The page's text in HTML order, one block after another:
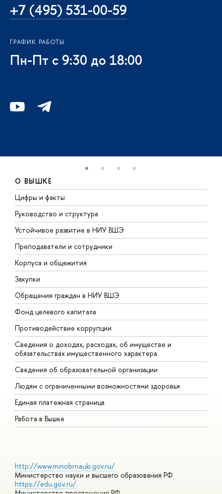
+7 (495) 531-00-59
ГРАФИК РАБОТЫ
Пн-Пт с 9:30 до 18:00
О ВЫШКЕ
Цифры и факты
Руководство и структура
Устойчивое развитие в НИУ ВШЭ
Преподаватели и сотрудники
Корпуса и общежития
Закупки
Обращения граждан в НИУ ВШЭ
Фонд целевого капитала
Противодействие коррупции
Сведения о доходах, расходах, об имуществе и
обязательствах имущественного характера
Сведения об образовательной организации
Людям с ограниченными возможностями здоровья
Единая платежная страница
Работа в Вышке
http://www.minobrnauki.gov.ru/
Министерство науки и высшего образования РФ
https://edu.gov.ru/